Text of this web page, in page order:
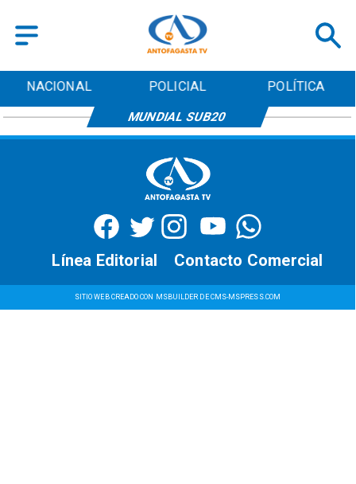
NACIONAL POLICIAL POLÍTICA
MUNDIAL SUB20
SITIO WEB CREADO CON MSBUILDER DE CMS-MSPRESS.COM
Contacto Comercial
Línea Editorial